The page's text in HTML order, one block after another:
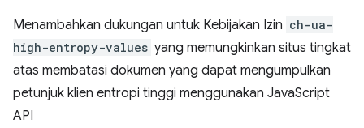
Menambahkan dukungan untuk Kebijakan Izin ch-ua-
high-entropy-values yang memungkinkan situs tingkat
atas membatasi dokumen yang dapat mengumpulkan
petunjuk klien entropi tinggi menggunakan JavaScript
API